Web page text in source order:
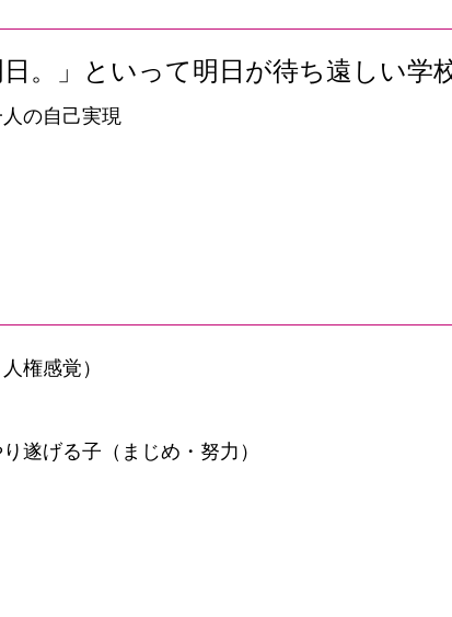
。」といって明日が待ち遠しい学
の自己実現
権感覚）
遂げる子（まじめ・努力）